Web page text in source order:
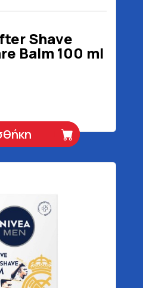
Shave
Balm 100 ml